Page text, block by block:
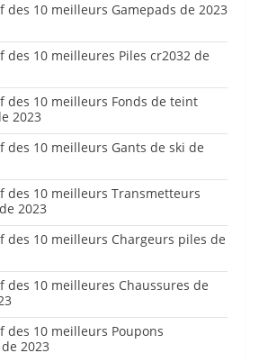
des 10 meilleurs Gamepads de 2023
des 10 meilleures Piles cr2032 de
des 10 meilleurs Fonds de teint
2023
des 10 meilleurs Gants de ski de
des 10 meilleurs Transmetteurs
2023
des 10 meilleurs Chargeurs piles de
des 10 meilleures Chaussures de
des 10 meilleurs Poupons
2023